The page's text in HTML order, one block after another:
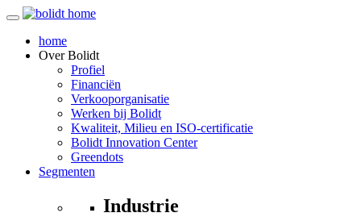
home
OverBolidt
Profiel
Financiën
Verkooporganisatie
Werken bij Bolidt
Kwaliteit, Milieu en ISO-certificatie
Bolidt Innovation Center
Greendots
Segmenten
Industrie